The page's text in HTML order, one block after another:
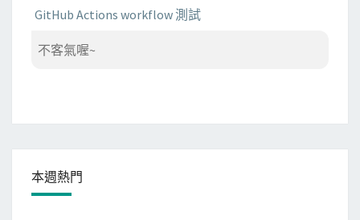
GitHub Actions workflow 測試
不客氣喔~
本週熱門